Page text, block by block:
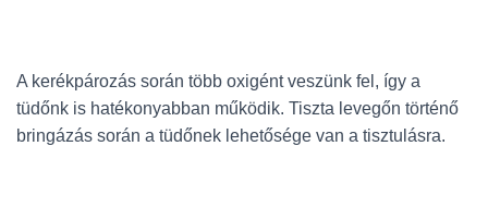
A kerékpározás során több oxigént veszünk fel, így a
tüdőnk is hatékonyabban működik. Tiszta levegőn történő
bringázás során a tüdőnek lehetősége van a tisztulásra.